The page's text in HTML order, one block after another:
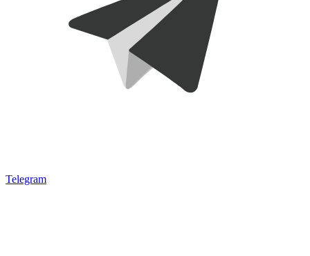
Telegram